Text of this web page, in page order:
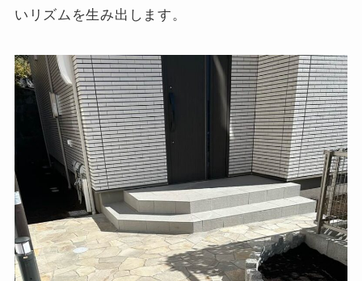
いリズムを生み出します。